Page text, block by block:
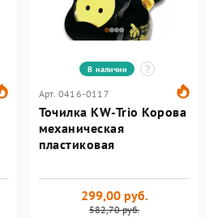
В наличии
Арт. 0416-0117
Точилка KW-Trio Корова
механическая
пластиковая
582,70 руб.
299,00 руб.